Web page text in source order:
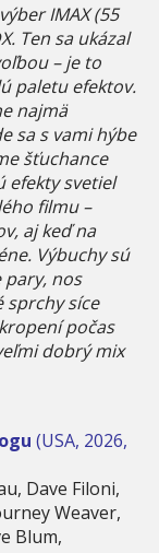
IMAX (55
Ten sa ukázal
– je to
paletu efektov.
najmä
sa s vami hýbe
šťuchance
efekty svetiel
filmu –
aj keď na
Výbuchy sú
nos
sprchy síce
počas
dobrý mix
(USA, 2026,
Dave Filoni,
Weaver,
Blum,